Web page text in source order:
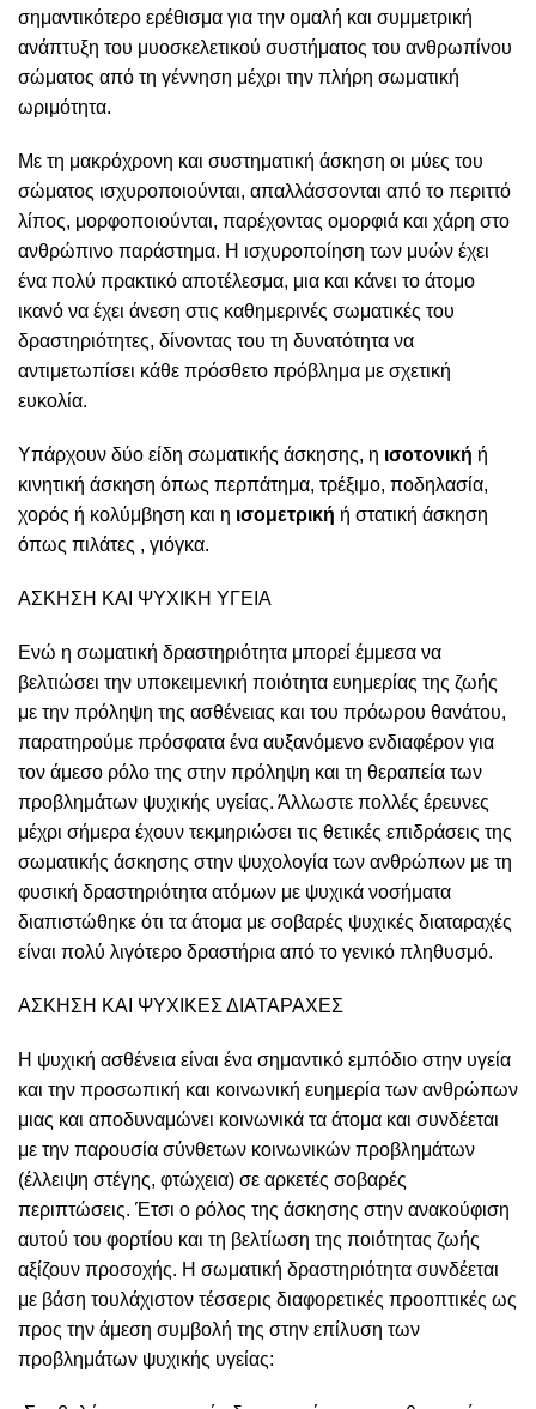
σημαντικότερο ερέθισμα για την ομαλή και συμμετρική
ανάπτυξη του μυοσκελετικού συστήματος του ανθρωπίνου
σώματος από τη γέννηση μέχρι την πλήρη σωματική
ωριμότητα.
Με τη μακρόχρονη και συστηματική άσκηση οι μύες του
σώματος ισχυροποιούνται, απαλλάσσονται από το περιττό
λίπος, μορφοποιούνται, παρέχοντας ομορφιά και χάρη στο
ανθρώπινο παράστημα. Η ισχυροποίηση των μυών έχει
ένα πολύ πρακτικό αποτέλεσμα, μια και κάνει το άτομο
ικανό να έχει άνεση στις καθημερινές σωματικές του
δραστηριότητες, δίνοντας του τη δυνατότητα να
αντιμετωπίσει κάθε πρόσθετο πρόβλημα με σχετική
ευκολία.
Υπάρχουν δύο είδη σωματικής άσκησης, η ισοτονική ή
κινητική άσκηση όπως περπάτημα, τρέξιμο, ποδηλασία,
χορός ή κολύμβηση και η ισομετρική ή στατική άσκηση
όπως πιλάτες , γιόγκα.
ΑΣΚΗΣΗ ΚΑΙ ΨΥΧΙΚΗ ΥΓΕΙΑ
Ενώ η σωματική δραστηριότητα μπορεί έμμεσα να
βελτιώσει την υποκειμενική ποιότητα ευημερίας της ζωής
με την πρόληψη της ασθένειας και του πρόωρου θανάτου,
παρατηρούμε πρόσφατα ένα αυξανόμενο ενδιαφέρον για
τον άμεσο ρόλο της στην πρόληψη και τη θεραπεία των
προβλημάτων ψυχικής υγείας. Άλλωστε πολλές έρευνες
μέχρι σήμερα έχουν τεκμηριώσει τις θετικές επιδράσεις της
σωματικής άσκησης στην ψυχολογία των ανθρώπων με τη
φυσική δραστηριότητα ατόμων με ψυχικά νοσήματα
διαπιστώθηκε ότι τα άτομα με σοβαρές ψυχικές διαταραχές
είναι πολύ λιγότερο δραστήρια από το γενικό πληθυσμό.
ΑΣΚΗΣΗ ΚΑΙ ΨΥΧΙΚΕΣ ΔΙΑΤΑΡΑΧΕΣ
Η ψυχική ασθένεια είναι ένα σημαντικό εμπόδιο στην υγεία
και την προσωπική και κοινωνική ευημερία των ανθρώπων
μιας και αποδυναμώνει κοινωνικά τα άτομα και συνδέεται
με την παρουσία σύνθετων κοινωνικών προβλημάτων
(έλλειψη στέγης, φτώχεια) σε αρκετές σοβαρές
περιπτώσεις. Έτσι ο ρόλος της άσκησης στην ανακούφιση
αυτού του φορτίου και τη βελτίωση της ποιότητας ζωής
αξίζουν προσοχής. Η σωματική δραστηριότητα συνδέεται
με βάση τουλάχιστον τέσσερις διαφορετικές προοπτικές ως
προς την άμεση συμβολή της στην επίλυση των
προβλημάτων ψυχικής υγείας: